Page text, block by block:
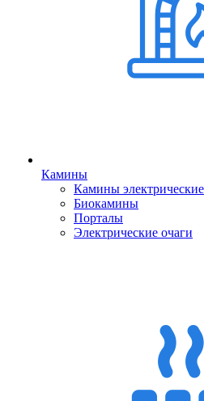
Камины
Камины электрические
Биокамины
Порталы
Электрические очаги